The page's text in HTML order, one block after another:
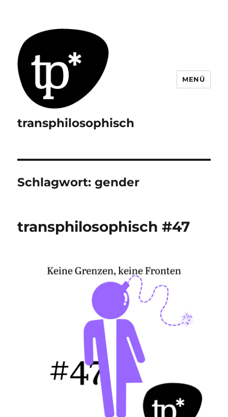
transphilosophisch
MENÜ
Schlagwort:gender
transphilosophisch #47